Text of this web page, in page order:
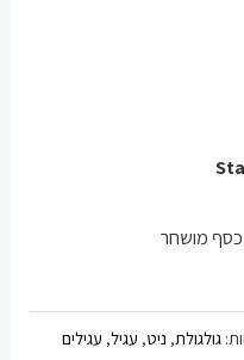
כסף מושחר
גולגולת, ניט, עגיל, עגילים